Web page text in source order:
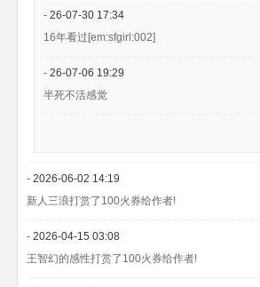
- 26-07-30 17:34
16年看过[em:sfgirl:002]
- 26-07-06 19:29
半死不活感觉
- 2026-06-02 14:19
新人三浪打赏了100火券给作者!
- 2026-04-15 03:08
王智幻的感性打赏了100火券给作者!